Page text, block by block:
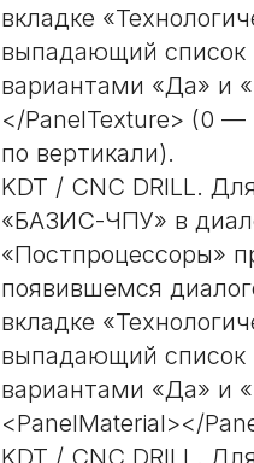
вкладке
выпадающий список
вариантами «Да» и
</PanelTexture> (0 —
по вертикали).
KDT / CNC DRILL.
«БАЗИС-ЧПУ» в
«Постпроцессоры»
появившемся
вкладке
выпадающий список
вариантами «Да» и
<PanelMaterial></
KDT / CNC DRILL.